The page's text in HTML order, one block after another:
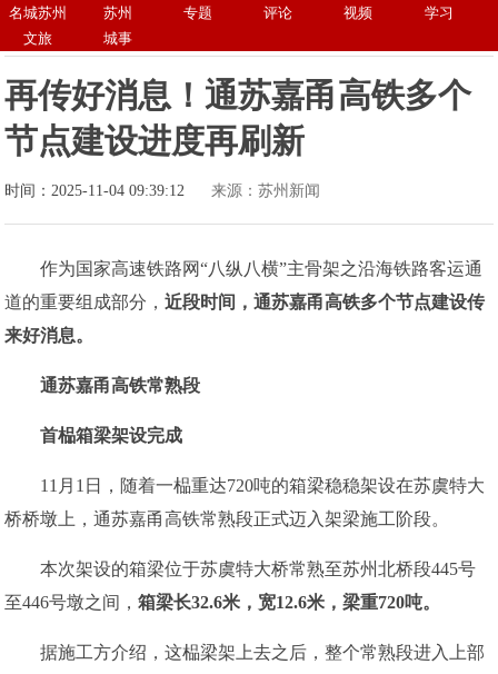
名城苏州 苏州 专题 评论 视频
学习
文旅
城事
再传好消息！通苏嘉甬高铁多个
节点建设进度再刷新
时间：2025-11-04 09:39:12 来源：苏州新闻
作为国家高速铁路网“八纵八横”主骨架之沿海铁路客运通
道的重要组成部分，近段时间，通苏嘉甬高铁多个节点建设传
来好消息。
通苏嘉甬高铁常熟段
首榀箱梁架设完成
11月1日，随着一榀重达720吨的箱梁稳稳架设在苏虞特大
桥桥墩上，通苏嘉甬高铁常熟段正式迈入架梁施工阶段。
本次架设的箱梁位于苏虞特大桥常熟至苏州北桥段445号
至446号墩之间，箱梁长32.6米， 宽12.6米，梁重720吨。
据施工方介绍，这榀梁架上去之后，整个常熟段进入上部